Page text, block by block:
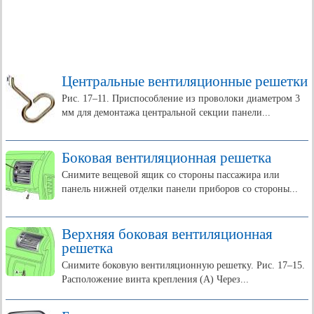
Центральные вентиляционные решетки
Рис. 17–11. Приспособление из проволоки диаметром 3
мм для демонтажа центральной секции панели...
Боковая вентиляционная решетка
Снимите вещевой ящик со стороны пассажира или
панель нижней отделки панели приборов со стороны...
Верхняя боковая вентиляционная
решетка
Снимите боковую вентиляционную решетку. Рис. 17–15.
Расположение винта крепления (А) Через...